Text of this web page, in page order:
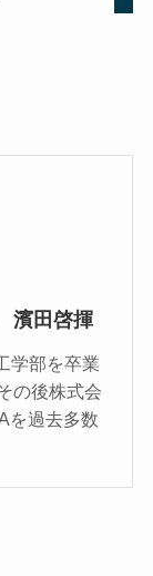
濱田啓揮
学部を卒業
の後株式会
を過去多数